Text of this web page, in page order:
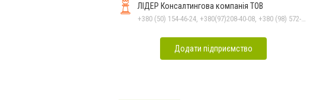
ЛІДЕР Консалтингова компанія ТОВ
Додати підприємство